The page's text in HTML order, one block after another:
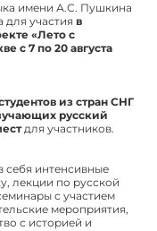
имени А.С. Пушкина
для участия в
«Лето с
с 7 по 20 августа
из стран СНГ
русский
для участников.
себя интенсивные
лекции по русской
с участием
мероприятия,
с историей и